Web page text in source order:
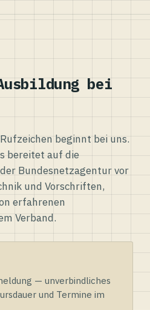
bei
beginnt bei uns.
bereitet auf die
Bundesnetzagentur vor
und Vorschriften,
erfahrenen
Verband.
— unverbindliches
und Termine im